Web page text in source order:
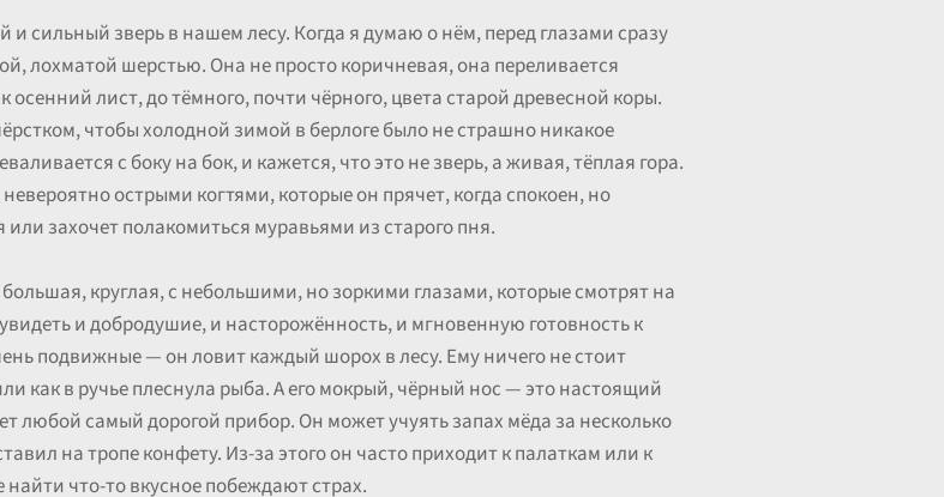
сильный зверь в нашем лесу. Когда я думаю о нём, перед глазами сразу
лохматой шерстью. Она не просто коричневая, она переливается
осенний лист, до тёмного, почти чёрного, цвета старой древесной коры.
чтобы холодной зимой в берлоге было не страшно никакое
с боку на бок, и кажется, что это не зверь, а живая, тёплая гора.
острыми когтями, которые он прячет, когда спокоен, но
захочет полакомиться муравьями из старого пня.
круглая, с небольшими, но зоркими глазами, которые смотрят на
и добродушие, и насторожённость, и мгновенную готовность к
подвижные — он ловит каждый шорох в лесу. Ему ничего не стоит
как в ручье плеснула рыба. А его мокрый, чёрный нос — это настоящий
любой самый дорогой прибор. Он может учуять запах мёда за несколько
на тропе конфету. Из-за этого он часто приходит к палаткам или к
что-то вкусное побеждают страх.